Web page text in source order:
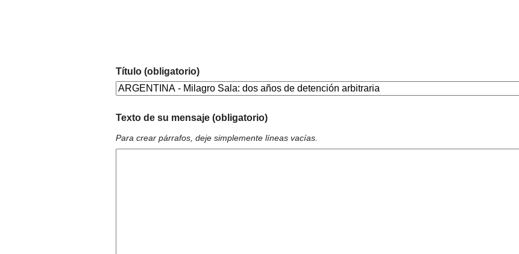
Título (obligatorio)
Texto de su mensaje (obligatorio)
Para crear párrafos, deje simplemente líneas vacías.